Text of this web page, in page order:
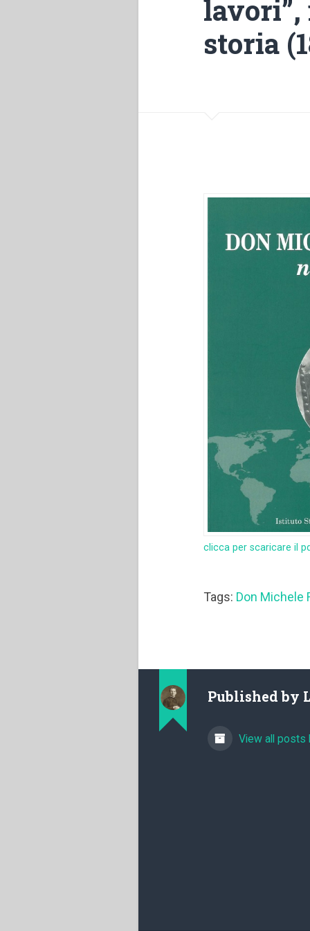
lavori”,
storia
clicca per scaricare il
Tags: Don Michele
Published by
View all posts